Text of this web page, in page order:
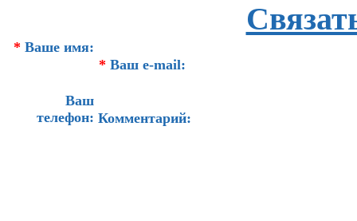
* Ваше имя:
* Ваш e-mail:
Ваш
телефон: Комментарий: